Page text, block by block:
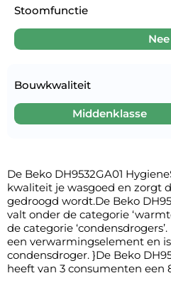
Stoomfunctie
Nee
Bouwkwaliteit
Middenklasse
De Beko DH9532GA01
kwaliteit je wasgoed en zorgt
gedroogd wordt.De Beko
valt onder de categorie
de categorie
een verwarmingselement en
condensdroger. }De Beko
heeft van 3 consumenten een